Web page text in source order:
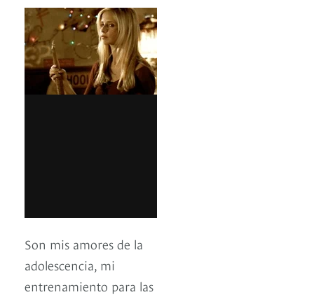
Son mis amores de la
adolescencia, mi
entrenamiento para las